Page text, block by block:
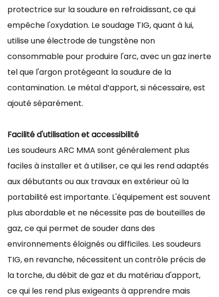
protectrice sur la soudure en refroidissant, ce qui
empêche l'oxydation. Le soudage TIG, quant à lui,
utilise une électrode de tungstène non
consommable pour produire l'arc, avec un gaz inerte
tel que l'argon protégeant la soudure de la
contamination. Le métal d’apport, si nécessaire, est
ajouté séparément.
Facilité d'utilisation et accessibilité
Les soudeurs ARC MMA sont généralement plus
faciles à installer et à utiliser, ce qui les rend adaptés
aux débutants ou aux travaux en extérieur où la
portabilité est importante. L'équipement est souvent
plus abordable et ne nécessite pas de bouteilles de
gaz, ce qui permet de souder dans des
environnements éloignés ou difficiles. Les soudeurs
TIG, en revanche, nécessitent un contrôle précis de
la torche, du débit de gaz et du matériau d'apport,
ce qui les rend plus exigeants à apprendre mais